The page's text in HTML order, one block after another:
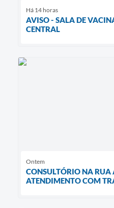
Há 14 horas
AVISO - SALA DE
CENTRAL
Ontem
CONSULTÓRIO NA RUA
ATENDIMENTO COM